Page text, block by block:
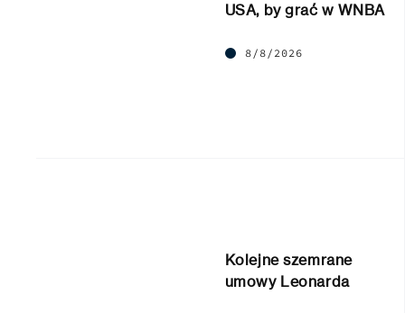
USA, by grać w WNBA
8/8/2026
Kolejne szemrane
umowy Leonarda